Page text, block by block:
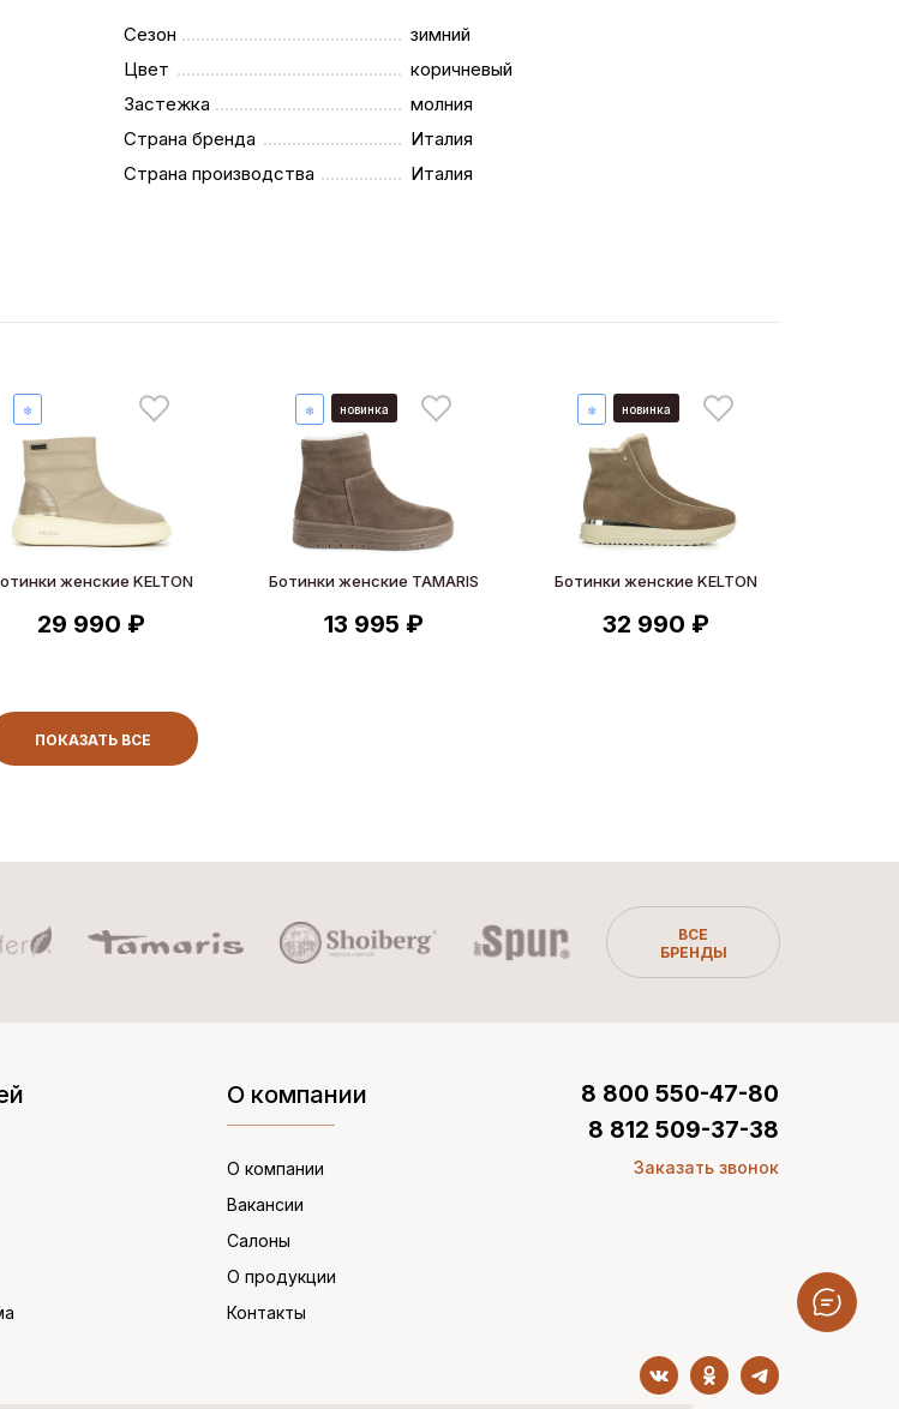
Сезон
зимний
Цвет
коричневый
Застежка
молния
Страна бренда
Италия
Страна производства
Италия
❄
женские KELTON
29 990 ₽
❄ новинка
Ботинки женские TAMARIS
13 995 ₽
❄ новинка
Ботинки женские KELTON
32 990 ₽
ПОКАЗАТЬ ВСЕ
ВСЕ
БРЕНДЫ
О компании
О компании
Вакансии
Салоны
О продукции
Контакты
8 800 550-47-80
8 812 509-37-38
Заказать звонок